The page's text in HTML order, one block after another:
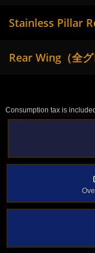
Stainless Pillar
Rear Wing（全グ
Consumption tax is